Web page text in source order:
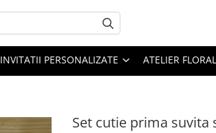
INVITATII PERSONALIZATE ATELIER FLORAL
Set cutie prima